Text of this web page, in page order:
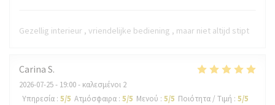
Gezellig interieur , vriendelijke bediening , maar niet altijd stipt
Carina S
2026-07-25- 19:00 - καλεσμένοι 2
Υπηρεσία : 5/5 Ατμόσφαιρα : 5/5 Μενού : 5/5 Ποιότητα / Τιμή : 5/5